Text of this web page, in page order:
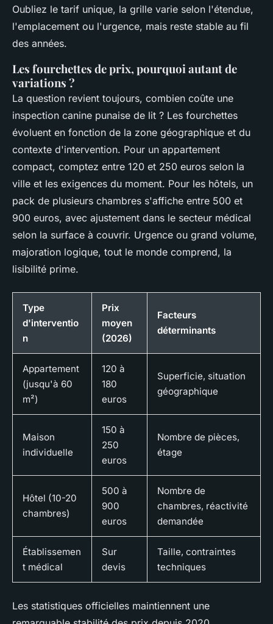
Oubliez le tarif unique, la grille varie selon l'étendue,
l'emplacement ou l'urgence, mais reste stable au fil
des années.
Les fourchettes de prix, pourquoi autant de
variations ?
La question revient toujours, combien coûte une
inspection canine punaise de lit ? Les fourchettes
évoluent en fonction de la zone géographique et du
contexte d'intervention. Pour un appartement
compact, comptez entre 120 et 250 euros selon la
ville et les exigences du moment. Pour les hôtels, un
pack de plusieurs chambres s'affiche entre 500 et
900 euros, avec ajustement dans le secteur médical
selon la surface à couvrir. Urgence ou grand volume,
majoration logique, tout le monde comprend, la
lisibilité prime.
Type
d'interventio
n
Prix
moyen
(2026)
Facteurs
déterminants
Appartement
(jusqu'à 60
m²)
120 à
180
euros
Superficie, situation
géographique
Maison
individuelle
150 à
250
euros
Nombre de pièces,
étage
Hôtel (10-20
chambres)
500 à
900
euros
Nombre de
chambres, réactivité
demandée
Établissemen
t médical
Sur
devis
Taille, contraintes
techniques
Les statistiques officielles maintiennent une